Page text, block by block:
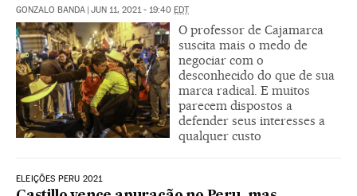
GONZALO BANDA | JUN 11, 2021 - 19:40 EDT
O professor de Cajamarca
suscita mais o medo de
negociar com o
desconhecido do que de sua
marca radical. E muitos
parecem dispostos a
defender seus interesses a
qualquer custo
ELEIÇÕES PERU 2021